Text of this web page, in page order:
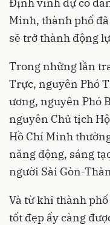
Minh, thành phố
sẽ trở thành động
Trong những lần
Trực, nguyên Phó
ương, nguyên Phó
nguyên Chủ tịch
Hồ Chí Minh
năng động, sáng
người Sài Gòn-
Và từ khi thành
tốt đẹp ấy càng